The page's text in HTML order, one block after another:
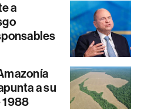
a
a su
1988